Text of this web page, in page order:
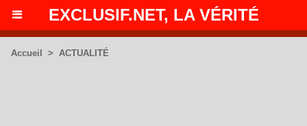
EXCLUSIF.NET, LA VÉRITÉ
Accueil > ACTUALITÉ